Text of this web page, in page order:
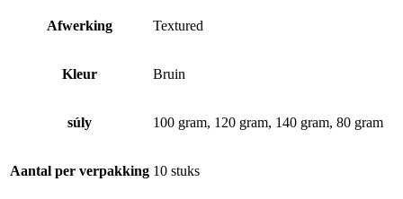
Afwerking Textured
Kleur Bruin
súly 100 gram, 120 gram, 140 gram, 80 gram
Aantal per verpakking 10 stuks